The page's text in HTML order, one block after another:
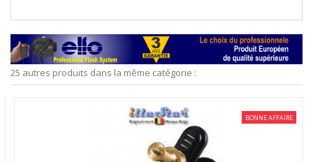
25 autres produits dans la même catégorie :
BONNE AFFAIRE